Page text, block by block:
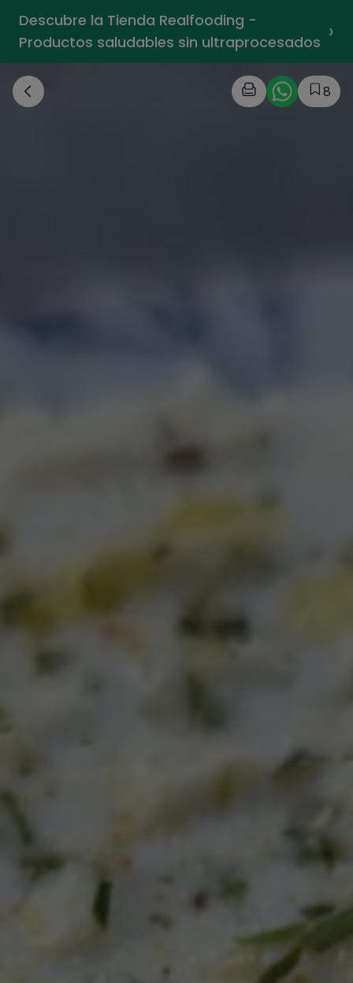
Descubre la Tienda Realfooding -
Productos saludables sin ultraprocesados ›
8